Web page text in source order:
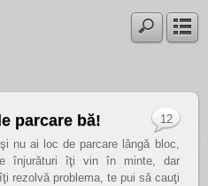
parcare bă!
nu ai loc de parcare lângă bloc,
înjurături îţi vin în minte, dar
rezolvă problema, te pui să cauţi
12